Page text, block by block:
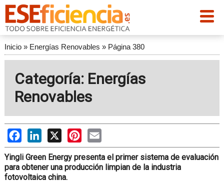
Inicio» Energías Renovables » Página 380
Categoría: Energías
Renovables
FacebookLinkedIn
X PinterestEmail
Yingli Green Energy presenta el primer sistema de evaluación
para obtener una producción limpian de la industria
fotovoltaica china.